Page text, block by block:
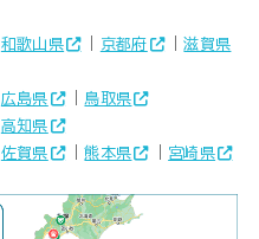
和歌山県 京都府 ｜滋賀県
広島県
鳥取県
高知県
佐賀県 ｜熊本県
宮崎県